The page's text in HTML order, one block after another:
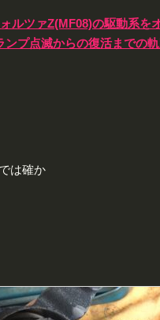
ォルツァZ(MF08)の駆動系を
プ点滅からの復活までの軌
は確か